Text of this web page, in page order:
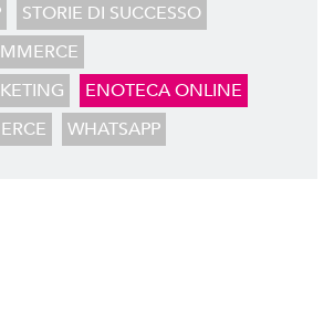
STORIE DI SUCCESSO
ENOTECA ONLINE
WHATSAPP